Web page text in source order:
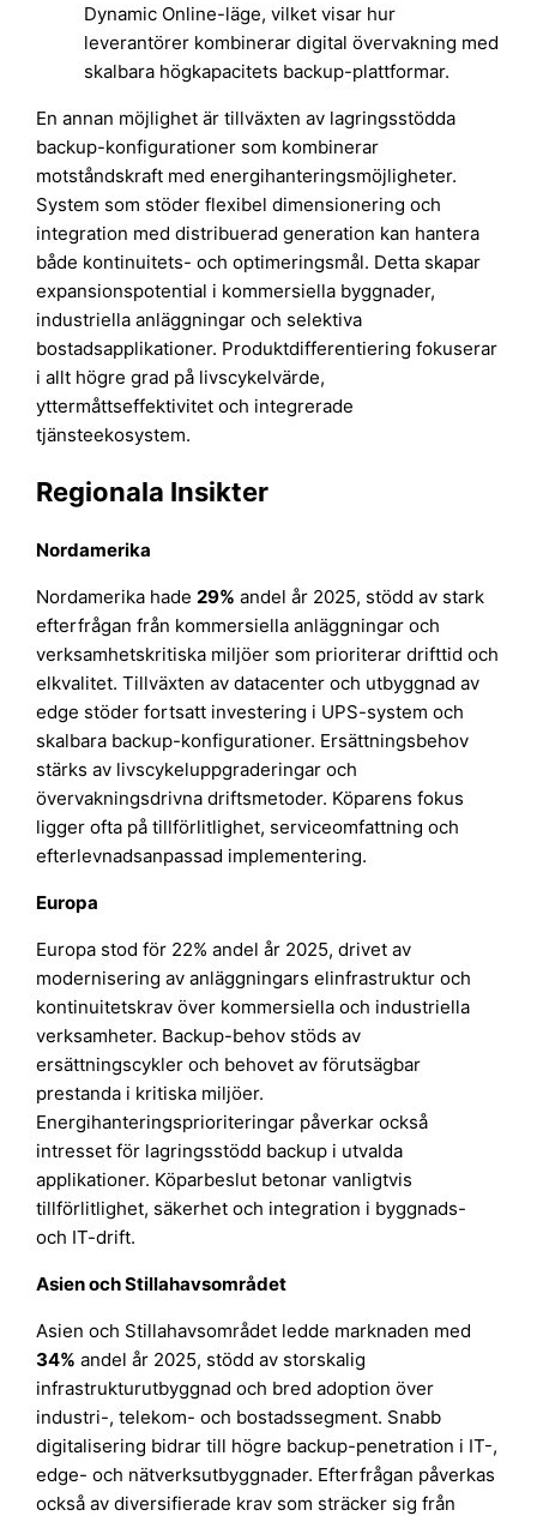
Dynamic Online-läge, vilket visar hur
leverantörer kombinerar digital övervakning med
skalbara högkapacitets backup-plattformar.
En annan möjlighet är tillväxten av lagringsstödda
backup-konfigurationer som kombinerar
motståndskraft med energihanteringsmöjligheter.
System som stöder flexibel dimensionering och
integration med distribuerad generation kan hantera
både kontinuitets- och optimeringsmål. Detta skapar
expansionspotential i kommersiella byggnader,
industriella anläggningar och selektiva
bostadsapplikationer. Produktdifferentiering fokuserar
i allt högre grad på livscykelvärde,
yttermåttseffektivitet och integrerade
tjänsteekosystem.
Regionala Insikter
Nordamerika
Nordamerika hade 29% andel år 2025, stödd av stark
efterfrågan från kommersiella anläggningar och
verksamhetskritiska miljöer som prioriterar drifttid och
elkvalitet. Tillväxten av datacenter och utbyggnad av
edge stöder fortsatt investering i UPS-system och
skalbara backup-konfigurationer. Ersättningsbehov
stärks av livscykeluppgraderingar och
övervakningsdrivna driftsmetoder. Köparens fokus
ligger ofta på tillförlitlighet, serviceomfattning och
efterlevnadsanpassad implementering.
Europa
Europa stod för 22% andel år 2025, drivet av
modernisering av anläggningars elinfrastruktur och
kontinuitetskrav över kommersiella och industriella
verksamheter. Backup-behov stöds av
ersättningscykler och behovet av förutsägbar
prestanda i kritiska miljöer.
Energihanteringsprioriteringar påverkar också
intresset för lagringsstödd backup i utvalda
applikationer. Köparbeslut betonar vanligtvis
tillförlitlighet, säkerhet och integration i byggnads-
och IT-drift.
Asien och Stillahavsområdet
Asien och Stillahavsområdet ledde marknaden med
34% andel år 2025, stödd av storskalig
infrastrukturutbyggnad och bred adoption över
industri-, telekom- och bostadssegment. Snabb
digitalisering bidrar till högre backup-penetration i IT-,
edge- och nätverksutbyggnader. Efterfrågan påverkas
också av diversifierade krav som sträcker sig från